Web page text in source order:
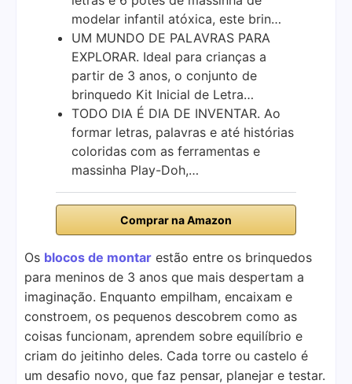
modelar infantil atóxica, este brin…
UM MUNDO DE PALAVRAS PARA
EXPLORAR. Ideal para crianças a
partir de 3 anos, o conjunto de
brinquedo Kit Inicial de Letra…
TODO DIA É DIA DE INVENTAR. Ao
formar letras, palavras e até histórias
coloridas com as ferramentas e
massinha Play-Doh,…
Comprar na Amazon
Os blocos de montar estão entre os brinquedos
para meninos de 3 anos que mais despertam a
imaginação. Enquanto empilham, encaixam e
constroem, os pequenos descobrem como as
coisas funcionam, aprendem sobre equilíbrio e
criam do jeitinho deles. Cada torre ou castelo é
um desafio novo, que faz pensar, planejar e testar.